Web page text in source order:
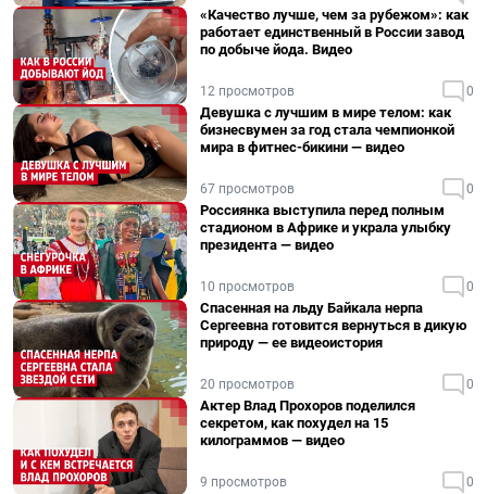
«Качество лучше, чем за рубежом»: как
работает единственный в России завод
по добыче йода. Видео
12 просмотров 0
Девушка с лучшим в мире телом: как
бизнесвумен за год стала чемпионкой
мира в фитнес-бикини — видео
67 просмотров 0
Россиянка выступила перед полным
стадионом в Африке и украла улыбку
президента — видео
10 просмотров 0
Спасенная на льду Байкала нерпа
Сергеевна готовится вернуться в дикую
природу — ее видеоистория
20 просмотров 0
Актер Влад Прохоров поделился
секретом, как похудел на 15
килограммов — видео
9 просмотров 0